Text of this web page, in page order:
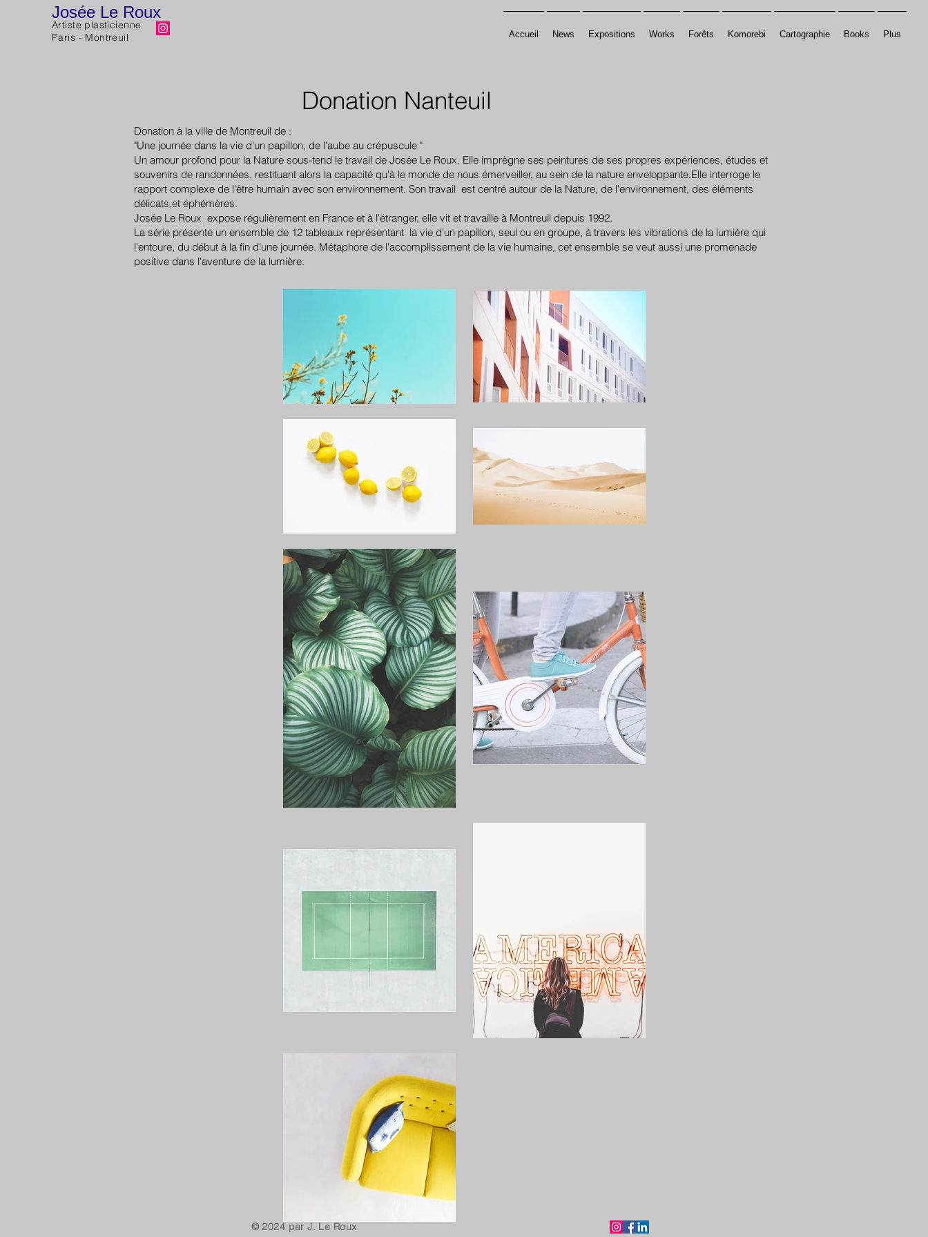
Josée Le Roux
Artiste plasticienne
Paris - Montreuil
Accueil News Expositions Works Forêts Komorebi Cartographie Books Plus
Donation Nanteuil
Donation à la ville de Montreuil de :
"Une journée dans la vie d'un papillon, de l'aube au crépuscule "
Un amour profond pour la Nature sous-tend le travail de Josée Le Roux. Elle imprègne ses peintures de ses propres expériences, études et
souvenirs de randonnées, restituant alors la capacité qu'à le monde de nous émerveiller, au sein de la nature enveloppante.Elle interroge le
rapport complexe de l'être humain avec son environnement. Son travail est centré autour de la Nature, de l'environnement, des éléments
délicats,et éphémères.
Josée Le Roux expose régulièrement en France et à l'étranger, elle vit et travaille à Montreuil depuis 1992.
La série présente un ensemble de 12 tableaux représentant la vie d'un papillon, seul ou en groupe, à travers les vibrations de la lumière qui
l'entoure, du début à la fin d'une journée. Métaphore de l'accomplissement de la vie humaine, cet ensemble se veut aussi une promenade
positive dans l'aventure de la lumière.
© 2024 par J. Le Roux